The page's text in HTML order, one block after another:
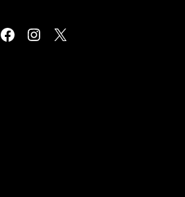
Facebook
Instagram
X